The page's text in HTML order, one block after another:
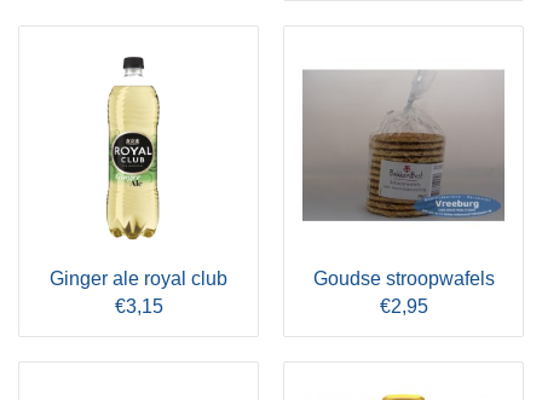
Ginger ale royal club
€3,15
Goudse stroopwafels
€2,95